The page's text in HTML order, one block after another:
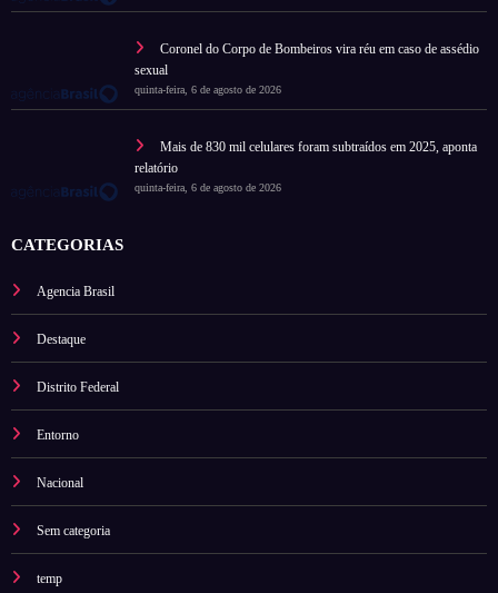
Coronel do Corpo de Bombeiros vira réu em caso de assédio
sexual
quinta-feira, 6 de agosto de 2026
Mais de 830 mil celulares foram subtraídos em 2025, aponta
relatório
quinta-feira, 6 de agosto de 2026
CATEGORIAS
Agencia Brasil
Destaque
Distrito Federal
Entorno
Nacional
Sem categoria
temp